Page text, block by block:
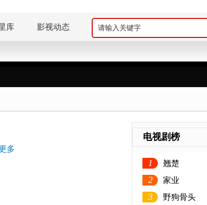
库 影视动态
多
电视剧榜
1 翘楚
2 家业
3 野狗骨头